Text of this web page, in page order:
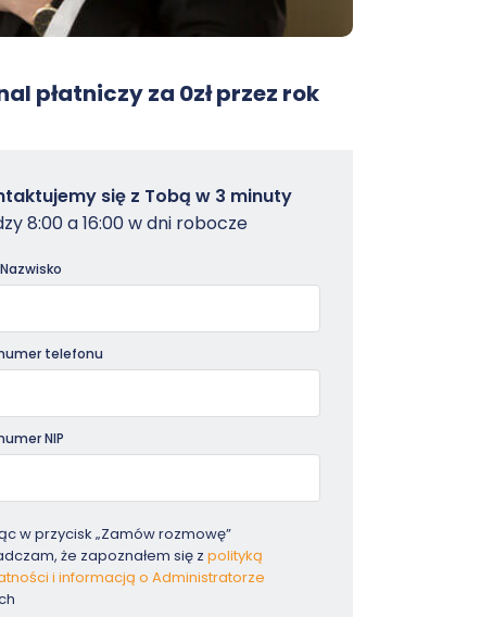
płatniczy za 0zł przez rok
się z Tobą w 3 minuty
8:00 a 16:00 w dni robocze
telefonu
NIP
w przycisk „Zamów rozmowę”
że zapoznałem się z polityką
i informacją o Administratorze